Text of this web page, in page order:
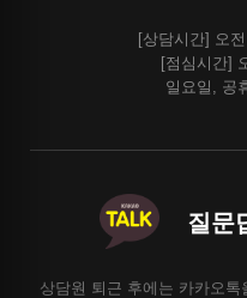
[상담시간] 오
[점심시간]
일요일, 공
질문
상담원 퇴근 후에는 카카오